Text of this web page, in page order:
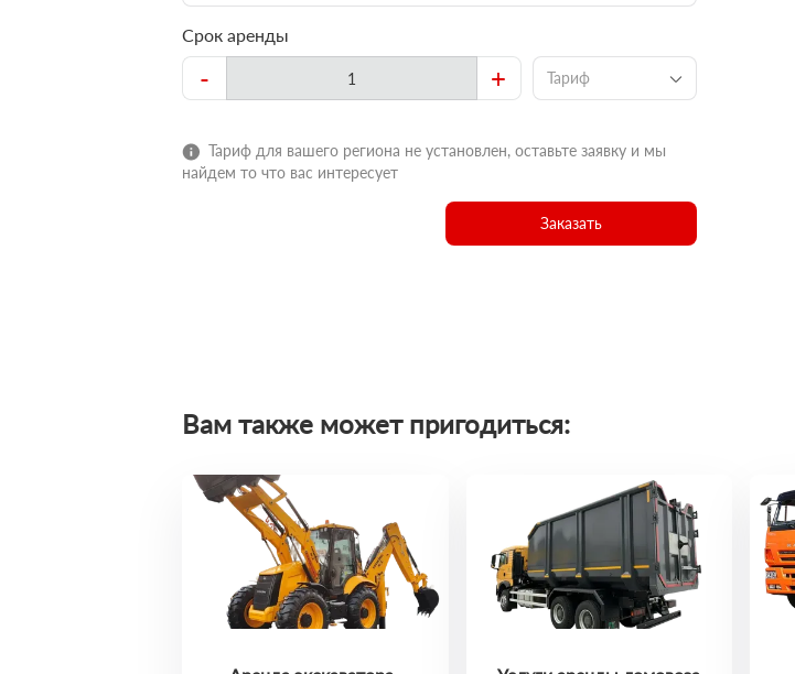
Срок аренды
- + Тариф
Тариф для вашего региона не установлен, оставьте заявку и мы
найдем то что вас интересует
Заказать
Вам также может пригодиться: